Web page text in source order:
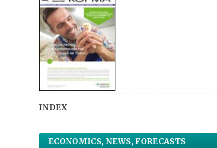
INDEX
ECONOMICS, NEWS, FORECASTS